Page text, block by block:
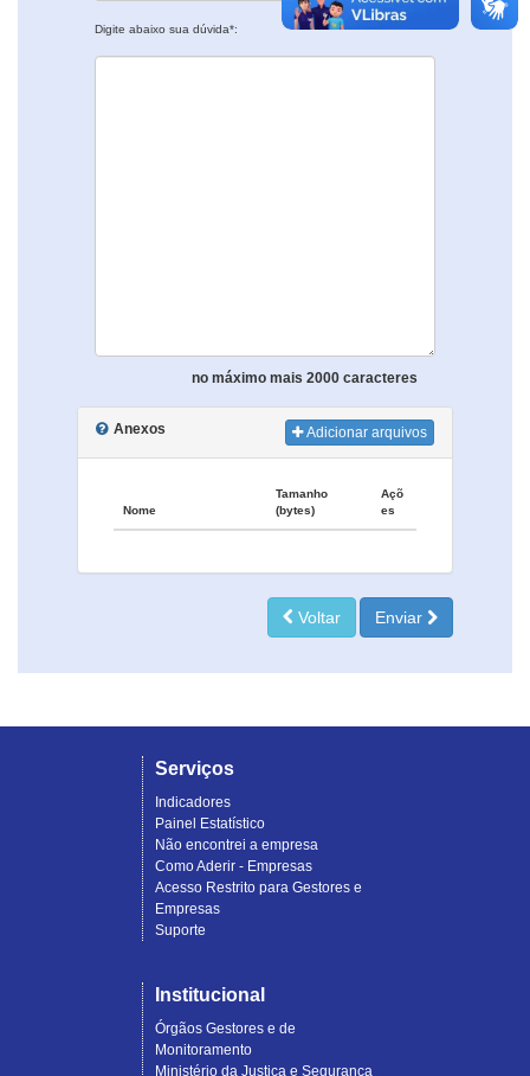
Digite abaixo sua dúvida*:
no máximo mais 2000 caracteres
Anexos Adicionar arquivos
Nome
Tamanho
(bytes)
Açõ
es
Voltar Enviar
Serviços
Indicadores
Painel Estatístico
Não encontrei a empresa
Como Aderir - Empresas
Acesso Restrito para Gestores e
Empresas
Suporte
Institucional
Órgãos Gestores e de
Monitoramento
Ministério da Justiça e Segurança